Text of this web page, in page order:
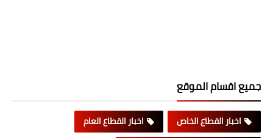
جميع اقسام الموقع
اخبار القطاع الخاص
اخبار القطاع العام